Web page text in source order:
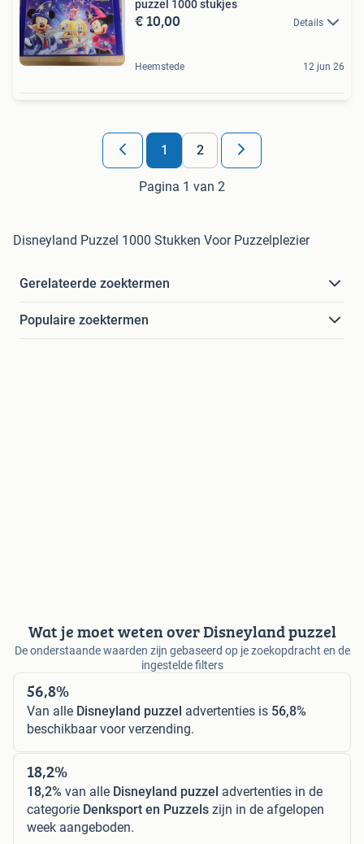
puzzel 1000 stukjes
€ 10,00 Details
Heemstede 12 jun 26
1 2
Pagina 1 van 2
Disneyland Puzzel 1000 Stukken Voor Puzzelplezier
Gerelateerde zoektermen
Populaire zoektermen
Wat je moet weten over Disneyland puzzel
De onderstaande waarden zijn gebaseerd op je zoekopdracht en de
ingestelde filters
56,8%
Van alle Disneyland puzzel advertenties is 56,8%
beschikbaar voor verzending.
18,2%
18,2% van alle Disneyland puzzel advertenties in de
categorie Denksport en Puzzels zijn in de afgelopen
week aangeboden.